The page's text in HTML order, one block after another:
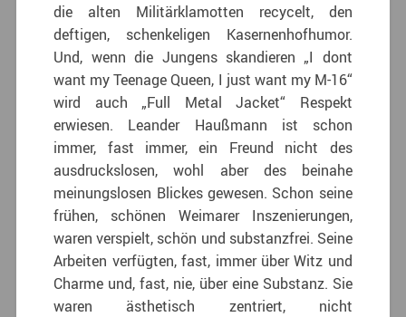
die alten Militärklamotten recycelt, den
deftigen, schenkeligen Kasernenhofhumor.
Und, wenn die Jungens skandieren „I dont
want my Teenage Queen, I just want my M-16“
wird auch „Full Metal Jacket“ Respekt
erwiesen. Leander Haußmann ist schon
immer, fast immer, ein Freund nicht des
ausdruckslosen, wohl aber des beinahe
meinungslosen Blickes gewesen. Schon seine
frühen, schönen Weimarer Inszenierungen,
waren verspielt, schön und substanzfrei. Seine
Arbeiten verfügten, fast, immer über Witz und
Charme und, fast, nie, über eine Substanz. Sie
waren ästhetisch zentriert, nicht